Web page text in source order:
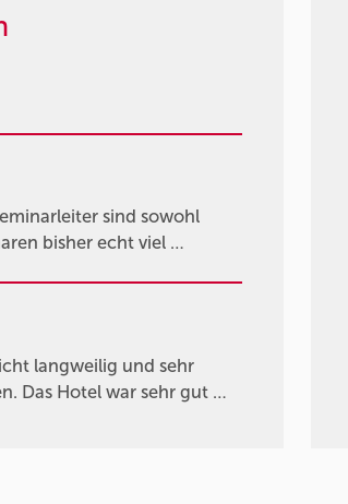
sind sowohl
bisher echt viel …
langweilig und sehr
Das Hotel war sehr gut …